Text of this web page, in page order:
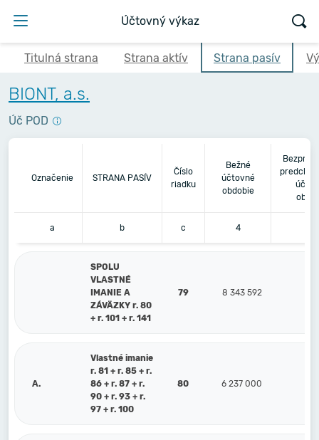
Účtovný výkaz
Titulná strana Strana aktív Strana pasív
BIONT, a.s.
Úč POD
Označenie STRANA PASÍV
Číslo
riadku
Bežné
účtovné
obdobie
a b c 4
SPOLU
VLASTNÉ
IMANIE A
ZÁVÄZKY r. 80
+ r. 101 + r. 141
79 8 343 592
A.
Vlastné imanie
r. 81 + r. 85 + r.
86 + r. 87 + r.
90 + r. 93 + r.
97 + r. 100
80 6 237 000